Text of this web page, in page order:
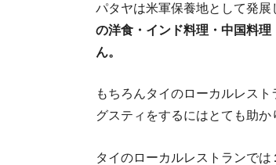
パタヤは米軍保養地として発展
の洋食・インド料理・中国料
ん。
もちろんタイのローカルレス
グスティをするにはとても助か
タイのローカルレストランでは